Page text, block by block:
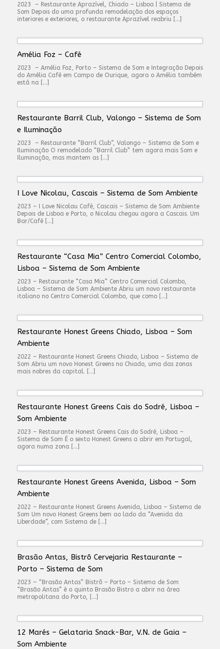
2023 – Restaurante Aprazível, Chiado – Lisboa | Sistema de
Som Depois do uma profunda remodelação dos espaços
interiores e exteriores, o restaurante Aprazível reabriu […]
Amélia Foz – Café
2023 – Amélia Foz, Porto – Sistema de Som e Integração Depois
do Amélia Café em Campo de Ourique, agora o Amélia também
está na […]
Restaurante Barril Club, Valongo – Sistema de Som
e Iluminação
2023 – Restaurante “Barril Club”, Valongo – Sistema de Som e
Iluminação O remodelado “Barril Club” tem agora mais Som e
Iluminação, mas mantem as […]
I Love Nicolau, Cascais – Sistema de Som Ambiente
2023 – I Love Nicolau Café, Cascais – Sistema de Som Ambiente
Depois de Lisboa e Porto, o Nicolau chegou agora a Cascais. Um
Bar/Café […]
Restaurante “Casa Mia” Centro Comercial Colombo,
Lisboa – Sistema de Som Ambiente
2023 – Restaurante “Casa Mia” Centro Comercial Colombo,
Lisboa – Sistema de Som Ambiente Abriu um novo restaurante
italiano no Centro Comercial Colombo, que como […]
Restaurante Honest Greens Chiado, Lisboa – Som
Ambiente
2022 – Restaurante Honest Greens Chiado, Lisboa – Sistema de
Som Abriu um novo Honest Greens no Chiado, uma das zonas
mais nobres da capital. […]
Restaurante Honest Greens Cais do Sodré, Lisboa –
Som Ambiente
2023 – Restaurante Honest Greens Cais do Sodré, Lisboa –
Sistema de Som É o sexto Honest Greens a abrir em Portugal,
agora numa zona […]
Restaurante Honest Greens Avenida, Lisboa – Som
Ambiente
2022 – Restaurante Honest Greens Avenida, Lisboa – Sistema de
Som Um novo Honest Greens bem ao lado da “Avenida da
Liberdade”, com Sistema de […]
Brasão Antas, Bistrô Cervejaria Restaurante –
Porto – Sistema de Som
2023 – “Brasão Antas” Bistrô – Porto – Sistema de Som
“Brasão Antas” é o quinto Brasão Bistro a abrir na àrea
metropolitana do Porto, […]
12 Marés – Gelataria Snack-Bar, V.N. de Gaia –
Som Ambiente